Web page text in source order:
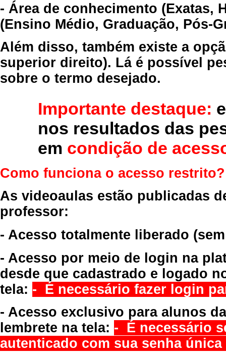
- Área de conhecimento (Exatas,
(Ensino Médio, Graduação, Pós-
Além disso, também existe a
superior direito). Lá é possível
sobre o termo desejado.
Importante destaque:
nos resultados das
em condição de
Como funciona o acesso restrito?
As videoaulas estão publicadas
professor:
- Acesso totalmente liberado
- Acesso por meio de login na
desde que cadastrado e logado
tela: - É necessário fazer login
- Acesso exclusivo para alunos
lembrete na tela: - É necessário
autenticado com sua senha